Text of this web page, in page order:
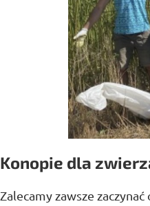
Konopie dla
Zalecamy zawsze